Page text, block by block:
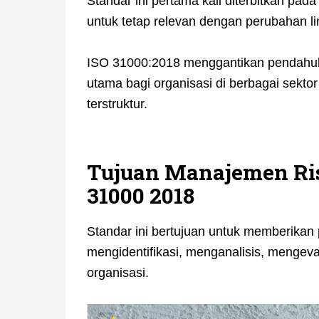
untuk tetap relevan dengan perubahan
ISO 31000:2018 menggantikan
utama bagi organisasi di berbagai
terstruktur.
Tujuan Manajemen
31000 2018
Standar ini bertujuan untuk
mengidentifikasi, menganalisis,
organisasi.